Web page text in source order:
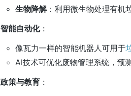
生物降解：利用微生物处理有机
智能自动化：
像瓦力一样的智能机器人可用于
AI技术可优化废物管理系统，预
政策与教育 ：